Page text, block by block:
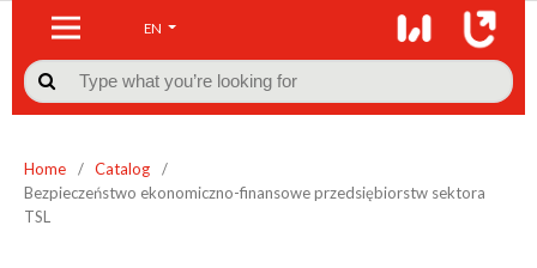
EN

Home / Catalog
/
Bezpieczeństwo ekonomiczno-finansowe przedsiębiorstw sektora
TSL